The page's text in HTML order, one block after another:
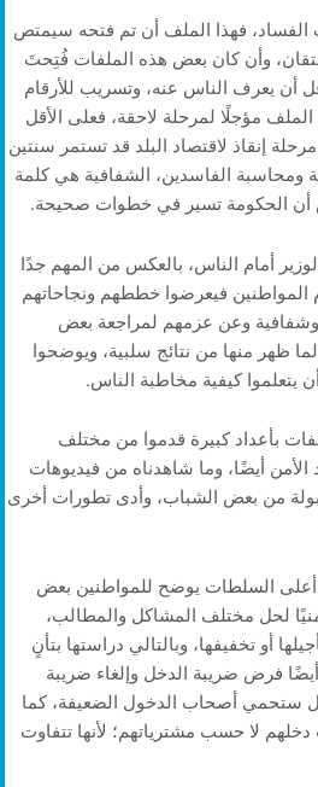
فهذا الملف أن تم فتحه سيمتص
وأن كان بعض هذه الملفات فُتِحتَ
أن يعرف الناس عنه، وتسريب للأرقام
الملف مؤجلًا لمرحلة لاحقة، فعلى الأقل
مرحلة إنقاذ لاقتصاد البلد قد تستمر سنتين
ومحاسبة الفاسدين، الشفافية هي كلمة
أن الحكومة تسير في خطوات صحيحة.
أمام الناس، بالعكس من المهم جدًا
فيعرضوا خططهم ونجاحاتهم
وشفافية وعن عزمهم لمراجعة بعض
ظهر منها من نتائج سلبية، ويوضحوا
يتعلموا كيفية مخاطبة الناس.
بأعداد كبيرة قدموا من مختلف
الأمن أيضًا، وما شاهدناه من فيديوهات
من بعض الشباب، وأدى تطورات أخرى
أعلى السلطات يوضح للمواطنين بعض
لحل مختلف المشاكل والمطالب،
أو تخفيفها، وبالتالي دراستها بتأنٍ
فرض ضريبة الدخل وإلغاء ضريبة
ستحمي أصحاب الدخول الضعيفة، كما
لا حسب مشترياتهم؛ لأنها تتفاوت